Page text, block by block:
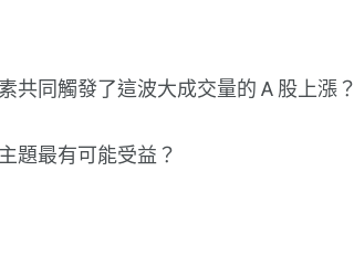
共同觸發了這波大成交量的 A 股上漲？
題最有可能受益？